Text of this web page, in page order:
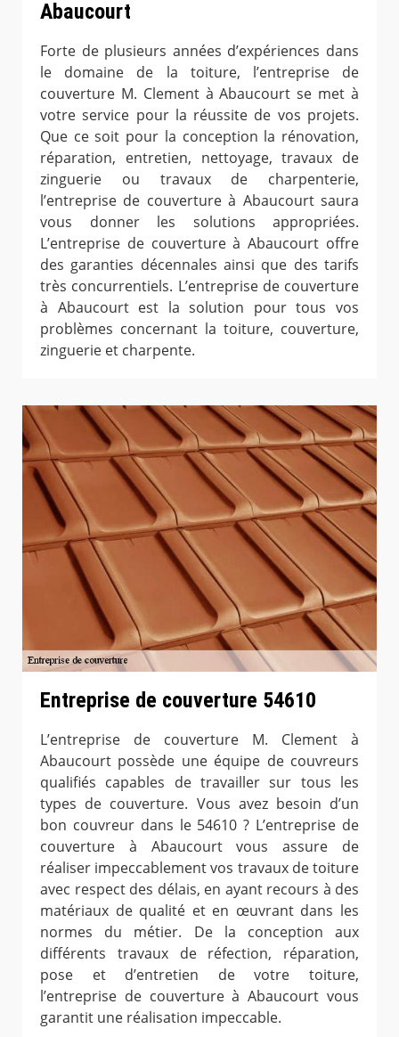
Abaucourt
Forte de plusieurs années d’expériences dans
le domaine de la toiture, l’entreprise de
couverture M. Clement à Abaucourt se met à
votre service pour la réussite de vos projets.
Que ce soit pour la conception la rénovation,
réparation, entretien, nettoyage, travaux de
zinguerie ou travaux de charpenterie,
l’entreprise de couverture à Abaucourt saura
vous donner les solutions appropriées.
L’entreprise de couverture à Abaucourt offre
des garanties décennales ainsi que des tarifs
très concurrentiels. L’entreprise de couverture
à Abaucourt est la solution pour tous vos
problèmes concernant la toiture, couverture,
zinguerie et charpente.
Entreprise de couverture 54610
L’entreprise de couverture M. Clement à
Abaucourt possède une équipe de couvreurs
qualifiés capables de travailler sur tous les
types de couverture. Vous avez besoin d’un
bon couvreur dans le 54610 ? L’entreprise de
couverture à Abaucourt vous assure de
réaliser impeccablement vos travaux de toiture
avec respect des délais, en ayant recours à des
matériaux de qualité et en œuvrant dans les
normes du métier. De la conception aux
différents travaux de réfection, réparation,
pose et d’entretien de votre toiture,
l’entreprise de couverture à Abaucourt vous
garantit une réalisation impeccable.